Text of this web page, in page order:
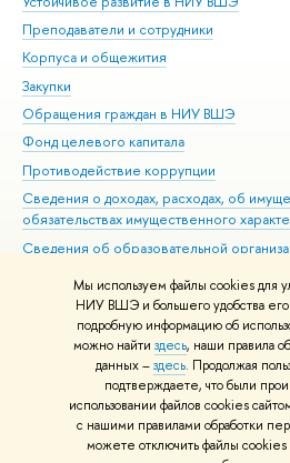
Мы используем файлы cookies для
НИУ ВШЭ и большего удобства его
подробную информацию об
можно найти здесь, наши правила
данных –здесь. Продолжая
подтверждаете, что были
использовании файлов cookies
с нашими правилами обработки
можете отключить файлы cookies
Преподаватели и сотрудники
Корпуса и общежития
Закупки
Обращения граждан в НИУ ВШЭ
Фонд целевого капитала
Противодействие коррупции
Сведения о доходах, расходах, об
обязательствах имущественного
Сведения об образовательной
Людям с ограниченными возможностями
Единая платежная страница
Работа в Вышке
© НИУ ВШЭ 1993–2026 Адреса и
материалов Политика
Шрифты HSE Sans и HSE Slab